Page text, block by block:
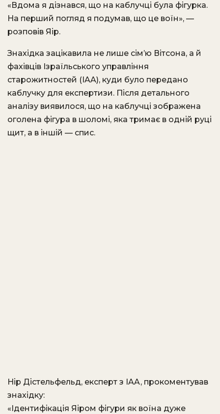
«Вдома я дізнався, що на каблучці була фігурка.
На перший погляд я подумав, що це воїн», —
розповів Яір.
Знахідка зацікавила не лише сім’ю Вітсона, а й
фахівців Ізраїльського управління
старожитностей (IAA), куди було передано
каблучку для експертизи. Після детального
аналізу виявилося, що на каблучці зображена
оголена фігура в шоломі, яка тримає в одній руці
щит, а в іншій — спис.
Нір Дістельфельд, експерт з IAA, прокоментував
знахідку:
«Ідентифікація Яіром фігури як воїна дуже